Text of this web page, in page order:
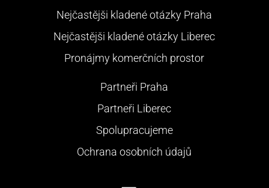
Nejčastějši kladené otázky Praha
Nejčastějši kladené otázky Liberec
Pronájmy komerčních prostor
Partneři Praha
Partneři Liberec
Spolupracujeme
Ochrana osobních údajů